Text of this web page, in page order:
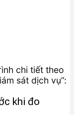
chi tiết theo
sát dịch vụ”:
khi đo